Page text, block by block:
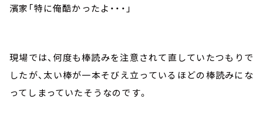
濱家「特に俺酷かったよ・・・」
現場では、何度も棒読みを注意されて直していたつもりで
したが、太い棒が一本そびえ立っているほどの棒読みにな
ってしまっていたそうなのです。